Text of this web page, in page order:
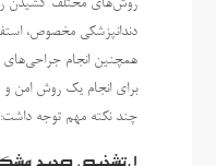
روش‌های مختلف کشیدن
دندانپزشکی مخصوص،
همچنین انجام جراحی‌های
برای انجام یک روش امن و
چند نکته مهم توجه داشت: